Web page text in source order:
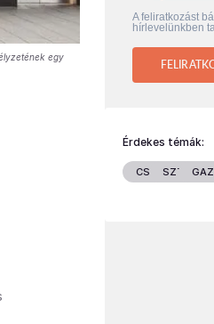
egy
A feliratkozást
hírlevelünkben
Érdekes témák:
CSALÁDSZTÁROK